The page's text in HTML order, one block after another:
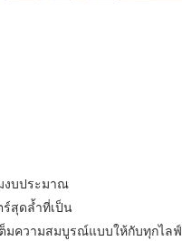
งบประมาณ
ร์สุดล้ำที่เป็น
มความสมบูรณ์แบบให้กับทุกไลฟ์